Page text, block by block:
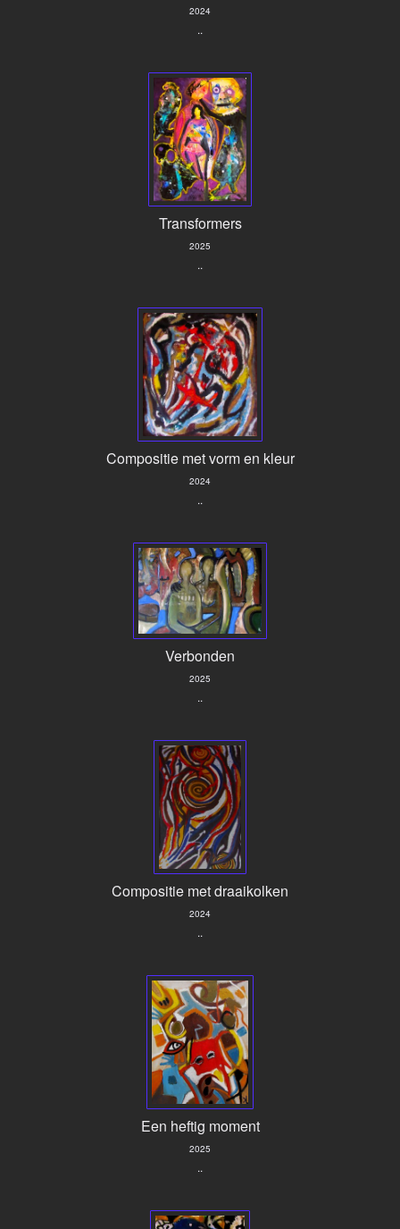
2024
..
Transformers
2025
..
Compositie met vorm en kleur
2024
..
Verbonden
2025
..
Compositie met draaikolken
2024
..
Een heftig moment
2025
..